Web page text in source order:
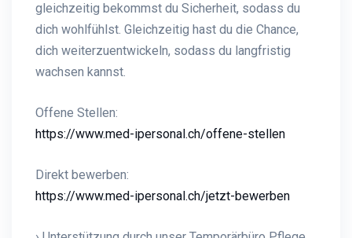
gleichzeitig bekommst du Sicherheit, sodass du
dich wohlfühlst. Gleichzeitig hast du die Chance,
dich weiterzuentwickeln, sodass du langfristig
wachsen kannst.
Offene Stellen:
https://www.med-ipersonal.ch/offene-stellen
Direkt bewerben:
https://www.med-ipersonal.ch/jetzt-bewerben